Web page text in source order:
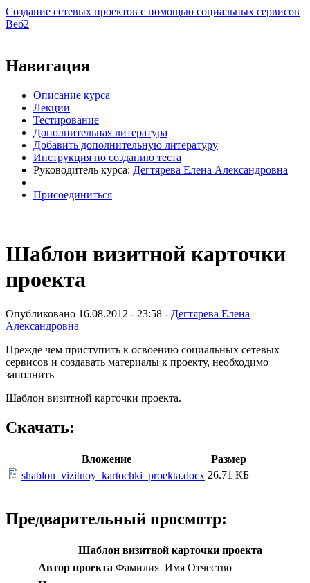
Создание сетевых проектов с помощью социальных сервисов
Веб2
Навигация
Описание курса
Лекции
Тестирование
Дополнительная литература
Добавить дополнительную литературу
Инструкция по созданию теста
Руководитель курса: Дегтярева Елена Александровна
Присоединиться
Шаблон визитной карточки
проекта
Опубликовано 16.08.2012 - 23:58 - Дегтярева Елена
Александровна
Прежде чем приступить к освоению социальных сетевых
сервисов и создавать материалы к проекту, необходимо
заполнить
Шаблон визитной карточки проекта.
Скачать:
Вложение
Размер
shablon_vizitnoy_kartochki_proekta.docx 26.71 КБ
Предварительный просмотр:
Шаблон визитной карточки проекта
Автор проектаФамилия Имя Отчество